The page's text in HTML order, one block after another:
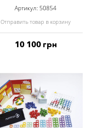
Артикул: 50854
Отправить товар в корзину
10 100 грн